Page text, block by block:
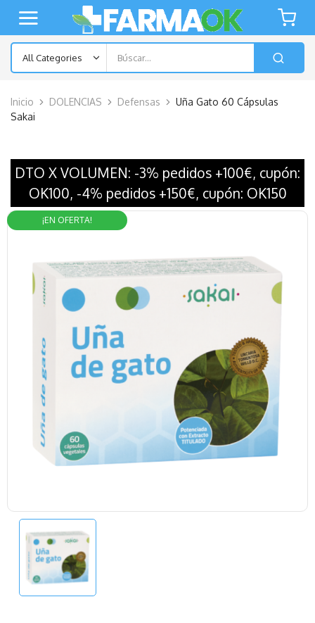
Inicio DOLENCIAS Defensas
Uña Gato 60 Cápsulas
Sakai
DTO X VOLUMEN: -3% pedidos +100€, cupón:
OK100, -4% pedidos +150€, cupón: OK150
¡EN OFERTA!